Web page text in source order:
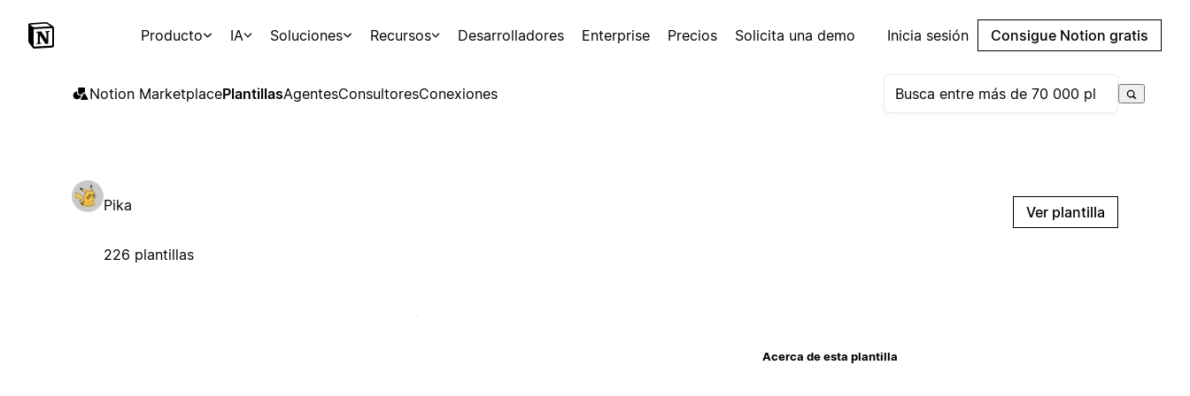
Producto IA Soluciones Recursos Desarrolladores Enterprise Precios Solicita una demo Inicia sesión Consigue Notion gratis
Notion MarketplacePlantillasAgentesConsultoresConexiones
Pika
226 plantillas
Ver plantilla
Acerca de esta plantilla